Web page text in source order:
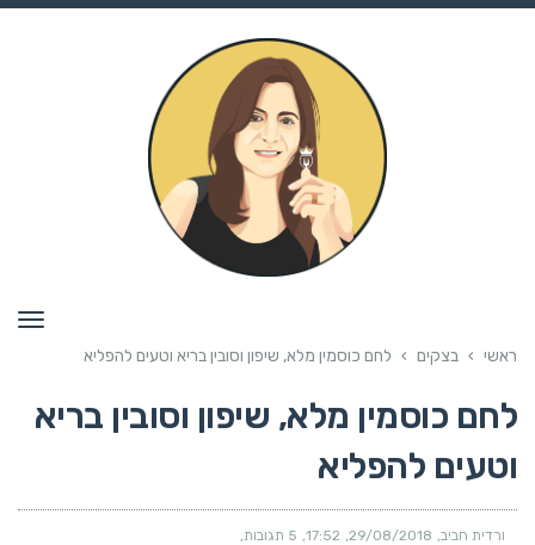
ראשי › בצקים › לחם כוסמין מלא, שיפון וסובין בריא וטעים להפליא
לחם כוסמין מלא, שיפון וסובין בריא
וטעים להפליא
ורדית חביב 29/08/2018
17:52 5 תגובות